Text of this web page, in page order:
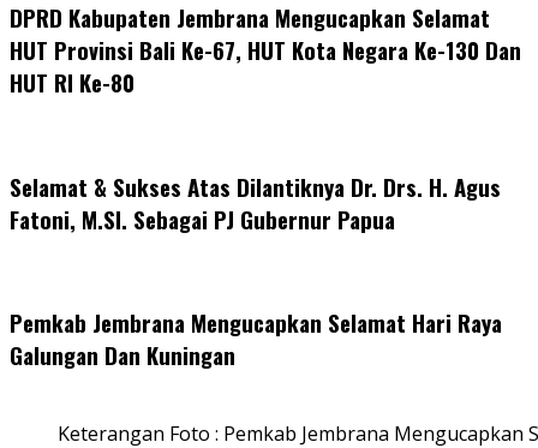
DPRD Kabupaten Jembrana Mengucapkan Selamat
HUT Provinsi Bali Ke-67, HUT Kota Negara Ke-130 Dan
HUT RI Ke-80
Selamat & Sukses Atas Dilantiknya Dr. Drs. H. Agus
Fatoni, M.SI. Sebagai PJ Gubernur Papua
Pemkab Jembrana Mengucapkan Selamat Hari Raya
Galungan Dan Kuningan
Keterangan Foto : Pemkab Jembrana Mengucapkan